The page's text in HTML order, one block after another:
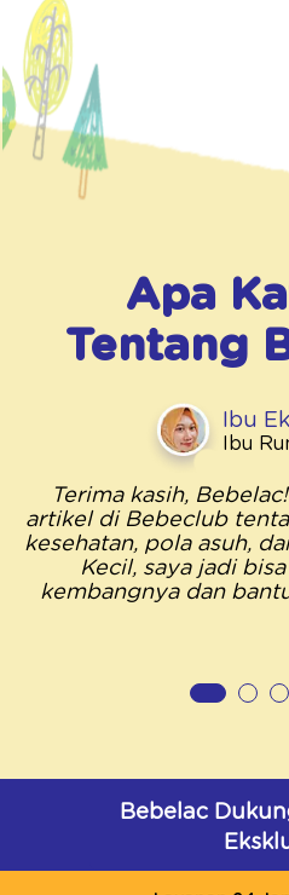
Apa
Tentang
Ibu
Ibu
Terima kasih,
artikel di Bebeclub
kesehatan, pola asuh,
Kecil, saya jadi
kembangnya dan
Bebelac